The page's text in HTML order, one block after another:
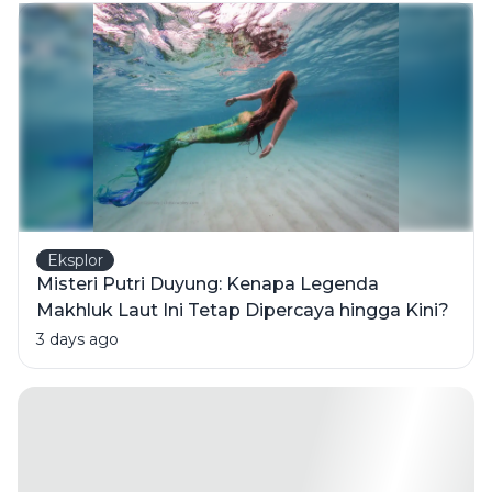
hingga
Usia
Sekolah
Eksplor
Misteri Putri Duyung: Kenapa Legenda
Makhluk Laut Ini Tetap Dipercaya hingga Kini?
3 days ago